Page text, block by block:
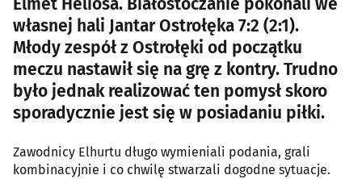
Elmet Heliosa. Białostoczanie pokonali we
własnej hali Jantar Ostrołęka 7:2 (2:1).
Młody zespół z Ostrołęki od początku
meczu nastawił się na grę z kontry. Trudno
było jednak realizować ten pomysł skoro
sporadycznie jest się w posiadaniu piłki.
Zawodnicy Elhurtu długo wymieniali podania, grali
kombinacyjnie i co chwilę stwarzali dogodne sytuacje.